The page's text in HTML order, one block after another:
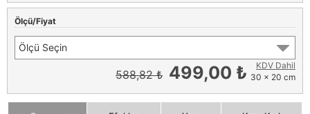
Ölçü/Fiyat
Ölçü Seçin
588,82 ₺ 499,00 ₺
KDV Dahil
30 x 20 cm